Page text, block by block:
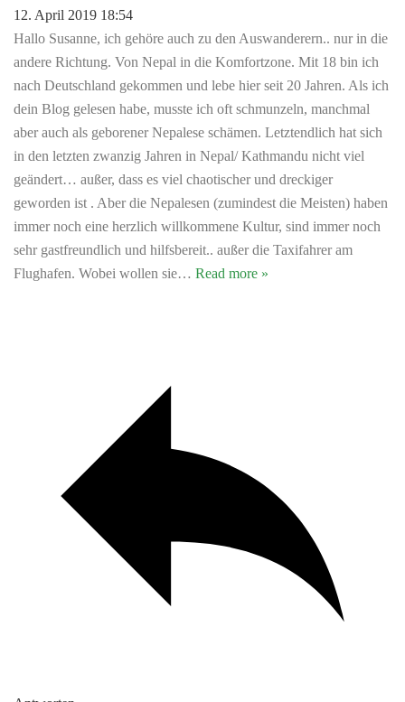
12. April 2019 18:54
Hallo Susanne, ich gehöre auch zu den Auswanderern.. nur in die
andere Richtung. Von Nepal in die Komfortzone. Mit 18 bin ich
nach Deutschland gekommen und lebe hier seit 20 Jahren. Als ich
dein Blog gelesen habe, musste ich oft schmunzeln, manchmal
aber auch als geborener Nepalese schämen. Letztendlich hat sich
in den letzten zwanzig Jahren in Nepal/ Kathmandu nicht viel
geändert… außer, dass es viel chaotischer und dreckiger
geworden ist . Aber die Nepalesen (zumindest die Meisten) haben
immer noch eine herzlich willkommene Kultur, sind immer noch
sehr gastfreundlich und hilfsbereit.. außer die Taxifahrer am
Flughafen. Wobei wollen sie… Read more »